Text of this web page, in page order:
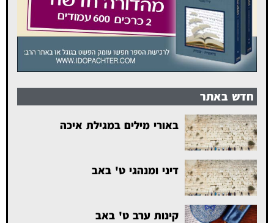
חדש באתר
באורי מילים במגילת איכה
דיני ומנהגי ט' באב
קינות ערב ט' באב